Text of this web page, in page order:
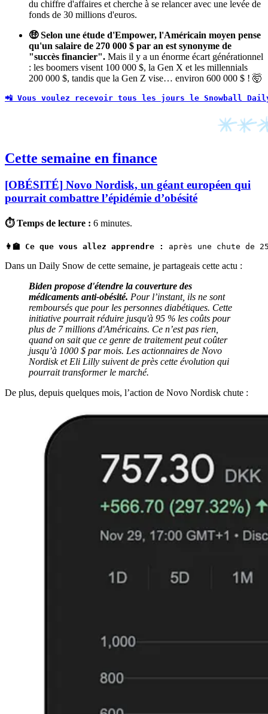
du chiffre d'affaires et cherche à se relancer avec une levée de
fonds de 30 millions d'euros.
🤑 Selon une étude d'Empower, l'Américain moyen pense
qu'un salaire de 270 000 $ par an est synonyme de
"succès financier". Mais il y a un énorme écart générationnel
: les boomers visent 100 000 $, la Gen X et les millennials
200 000 $, tandis que la Gen Z vise… environ 600 000 $ ! 🤯
📲 Vous voulez recevoir tous les jours le Snowball
Cette semaine en finance
[OBÉSITÉ] Novo Nordisk, un géant européen qui
pourrait combattre l’épidémie d’obésité
⏱ Temps de lecture : 6 minutes.
👩‍🏫 Ce que vous allez apprendre : après une chute de
Dans un Daily Snow de cette semaine, je partageais cette actu :
Biden propose d'étendre la couverture des
médicaments anti-obésité. Pour l’instant, ils ne sont
remboursés que pour les personnes diabétiques. Cette
initiative pourrait réduire jusqu'à 95 % les coûts pour
plus de 7 millions d'Américains. Ce n’est pas rien,
quand on sait que ce genre de traitement peut coûter
jusqu’à 1000 $ par mois. Les actionnaires de Novo
Nordisk et Eli Lilly suivent de près cette évolution qui
pourrait transformer le marché.
De plus, depuis quelques mois, l’action de Novo Nordisk chute :